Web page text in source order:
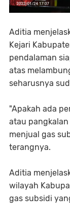
Aditia
Kejari
pendalaman
atas
seharusnya
"Apakah ada
atau
menjual gas
terangnya.
Aditia
wilayah
gas subsidi